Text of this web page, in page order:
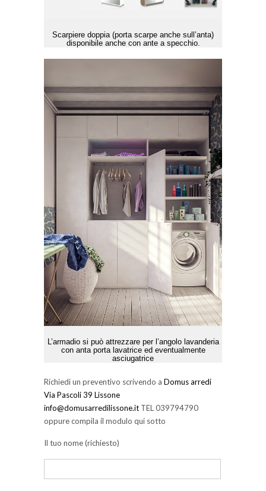
Scarpiere doppia (porta scarpe anche sull’anta)
disponibile anche con ante a specchio.
L’armadio si può attrezzare per l’angolo lavanderia
con anta porta lavatrice ed eventualmente
asciugatrice
Richiedi un preventivo scrivendo a Domus arredi
Via Pascoli 39 Lissone
info@domusarredilissone.it TEL 039794790
oppure compila il modulo qui sotto
Il tuo nome (richiesto)